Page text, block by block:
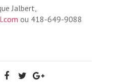
Jalbert,
ou 418-649-9088